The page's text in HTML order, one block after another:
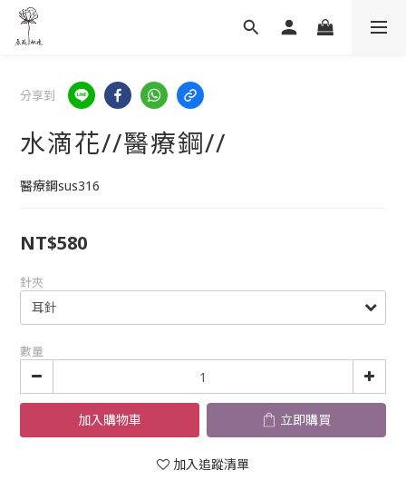
分享到
水滴花//醫療鋼//
醫療鋼sus316
NT$580
針夾
數量
加入購物車 立即購買
加入追蹤清單